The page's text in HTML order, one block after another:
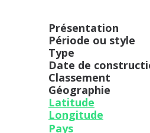
Présentation
Période ou style
Type
Date de
Classement
Géographie
Latitude
Longitude
Pays